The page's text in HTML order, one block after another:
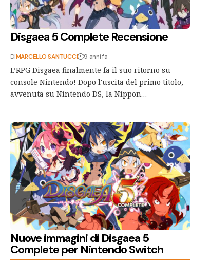
Disgaea 5 Complete Recensione
DiMARCELLO SANTUCCI 9 anni fa
L’RPG Disgaea finalmente fa il suo ritorno su
console Nintendo! Dopo l'uscita del primo titolo,
avvenuta su Nintendo DS, la Nippon…
Nuove immagini di Disgaea 5
Complete per Nintendo Switch